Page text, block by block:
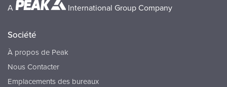
A International Group Company
Société
À propos de Peak
Nous Contacter
Emplacements des bureaux